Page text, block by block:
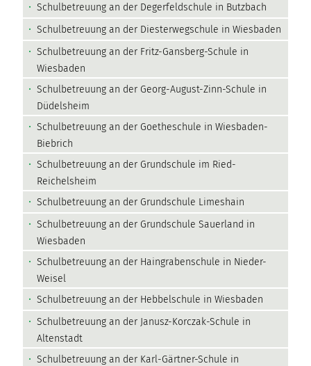
Schulbetreuung an der Degerfeldschule in Butzbach
Schulbetreuung an der Diesterwegschule in Wiesbaden
Schulbetreuung an der Fritz-Gansberg-Schule in
Wiesbaden
Schulbetreuung an der Georg-August-Zinn-Schule in
Düdelsheim
Schulbetreuung an der Goetheschule in Wiesbaden-
Biebrich
Schulbetreuung an der Grundschule im Ried-
Reichelsheim
Schulbetreuung an der Grundschule Limeshain
Schulbetreuung an der Grundschule Sauerland in
Wiesbaden
Schulbetreuung an der Haingrabenschule in Nieder-
Weisel
Schulbetreuung an der Hebbelschule in Wiesbaden
Schulbetreuung an der Janusz-Korczak-Schule in
Altenstadt
Schulbetreuung an der Karl-Gärtner-Schule in